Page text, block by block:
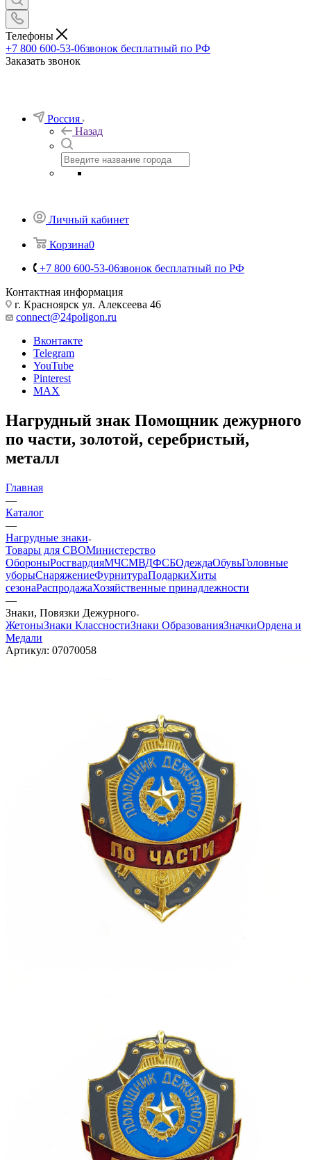
Телефоны
+7 800 600-53-06звонок бесплатный по РФ
Заказать звонок
Россия
Назад
Личный кабинет
Корзина0
+7 800 600-53-06звонок бесплатный по РФ
Контактная информация
г. Красноярск ул. Алексеева 46
connect@24poligon.ru
Вконтакте
Telegram
YouTube
Pinterest
MAX
Нагрудный знак Помощник дежурного
по части, золотой, серебристый,
металл
Главная
—
Каталог
—
Нагрудные знаки
Товары для СВОМинистерство
ОбороныРосгвардияМЧСМВДФСБОдеждаОбувьГоловные
уборыСнаряжениеФурнитураПодаркиХиты
сезонаРаспродажаХозяйственные принадлежности
—
Знаки, Повязки Дежурного
ЖетоныЗнаки КлассностиЗнаки ОбразованияЗначкиОрдена и
Медали
Артикул: 07070058